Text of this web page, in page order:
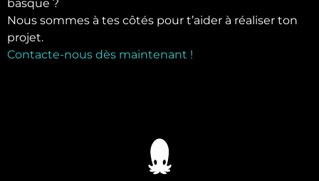
basque ?
Nous sommes à tes côtés pour t’aider à réaliser ton
projet.
Contacte-nous dès maintenant !